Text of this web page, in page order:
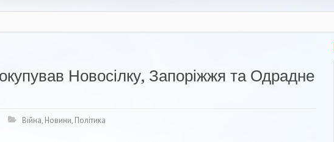
Новосілку, Запоріжжя та Одрадне
Війна, Новини, Політика